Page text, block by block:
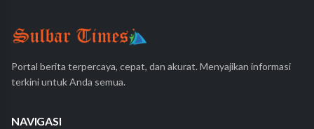
Portal berita terpercaya, cepat, dan akurat. Menyajikan informasi
terkini untuk Anda semua.
NAVIGASI